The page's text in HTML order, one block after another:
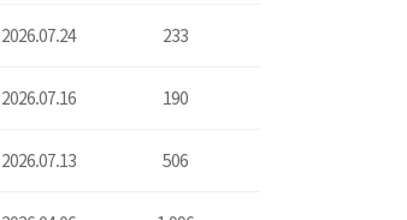
2026.07.24 233
2026.07.16 190
2026.07.13 506